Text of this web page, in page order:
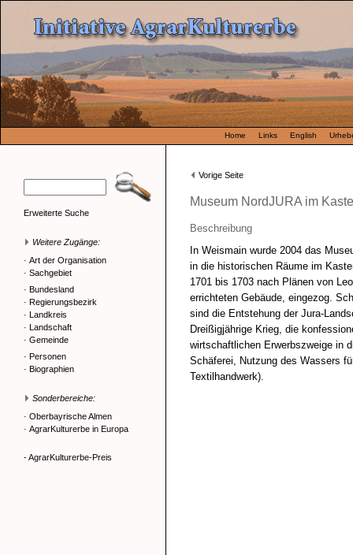
Home Links English
Erweiterte Suche
Weitere Zugänge:
· Art der Organisation
· Sachgebiet
· Bundesland
· Regierungsbezirk
· Landkreis
· Landschaft
· Gemeinde
· Personen
· Biographien
Sonderbereiche:
· Oberbayrische Almen
· AgrarKulturerbe in Europa
- AgrarKulturerbe-Preis
Vorige Seite
Museum NordJURA im
Beschreibung
In Weismain wurde 2004 das
in die historischen Räume im
1701 bis 1703 nach Plänen von
errichteten Gebäude, eingezog.
sind die Entstehung der Jura-
Dreißigjährige Krieg, die
wirtschaftlichen Erwerbszweige in
Schäferei, Nutzung des Wassers
Textilhandwerk).